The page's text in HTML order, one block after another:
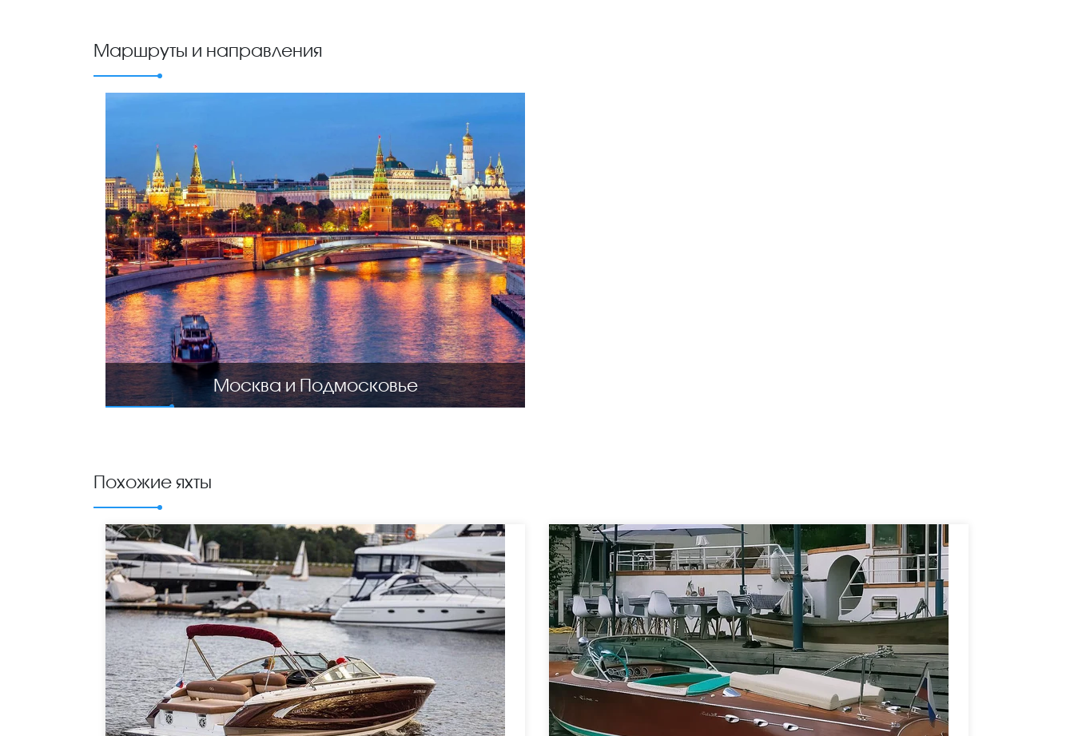
Маршруты и направления
Москва и Подмосковье
Похожие яхты